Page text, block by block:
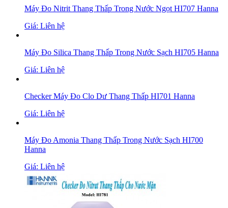
Máy Đo Nitrit Thang Thấp Trong Nước Ngọt HI707 Hanna
Giá: Liên hệ
Máy Đo Silica Thang Thấp Trong Nước Sạch HI705 Hanna
Giá: Liên hệ
Checker Máy Đo Clo Dư Thang Thấp HI701 Hanna
Giá: Liên hệ
Máy Đo Amonia Thang Thấp Trong Nước Sạch HI700
Hanna
Giá: Liên hệ